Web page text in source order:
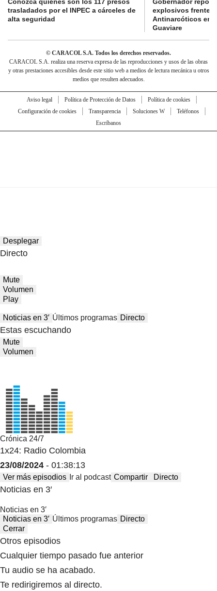
Conozca quiénes son los 117 presos
trasladados por el INPEC a cárceles de
alta seguridad
Gobernador
explosivos frente a
Antinarcóticos en
Guaviare
© CARACOL S.A. Todos los derechos reservados.
CARACOL S.A. realiza una reserva expresa de las reproducciones y usos de las obras
y otras prestaciones accesibles desde este sitio web a medios de lectura mecánica u otros
medios que resulten adecuados.
Aviso legal Política de Protección de Datos
Política de cookies
Configuración de cookies
Transparencia Soluciones W
Teléfonos
Escríbanos
Desplegar
Directo
Mute
Volumen
Play
Noticias en 3′ Últimos programas Directo
Estas escuchando
Mute
Volumen
Crónica 24/7
1x24: Radio Colombia
23/08/2024 - 01:38:13
Ver más episodios Ir al podcast Compartir Directo
Noticias en 3′
Noticias en 3′
Noticias en 3′ Últimos programas Directo
Cerrar
Otros episodios
Cualquier tiempo pasado fue anterior
Tu audio se ha acabado.
Te redirigiremos al directo.